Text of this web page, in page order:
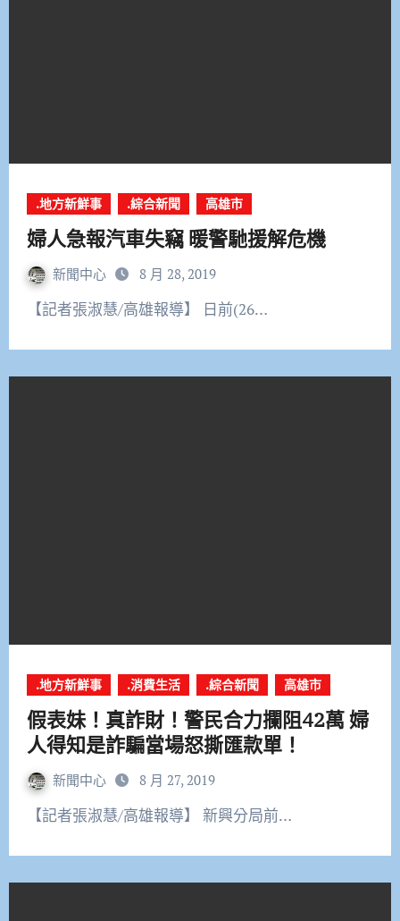
.地方新鮮事 .綜合新聞 高雄市
婦人急報汽車失竊 暖警馳援解危機
新聞中心 8 月 28, 2019
【記者張淑慧/高雄報導】 日前(26…
.地方新鮮事 .消費生活 .綜合新聞 高雄市
假表妹！真詐財！警民合力攔阻42萬 婦
人得知是詐騙當場怒撕匯款單！
新聞中心 8 月 27, 2019
【記者張淑慧/高雄報導】 新興分局前…